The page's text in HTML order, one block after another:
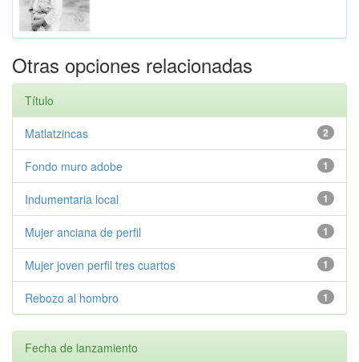
Otras opciones relacionadas
Título
2
Matlatzincas
1
Fondo muro adobe
1
Indumentaria local
1
Mujer anciana de perfil
1
Mujer joven perfil tres cuartos
1
Rebozo al hombro
Fecha de lanzamiento